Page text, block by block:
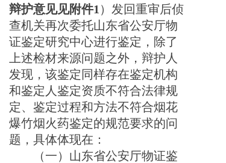
辩护意见见附件1 ） 发回重审后侦
查机关再次委托山东省公安厅物
证鉴定研究中心进行鉴定，除了
上述检材来源问题之外，辩护人
发现，该鉴定同样存在鉴定机构
和鉴定人鉴定资质不符合法律规
定、鉴定过程和方法不符合烟花
爆竹烟火药鉴定的规范要求的问
题， 具体体现在：
（一） 山东省公安厅物证鉴